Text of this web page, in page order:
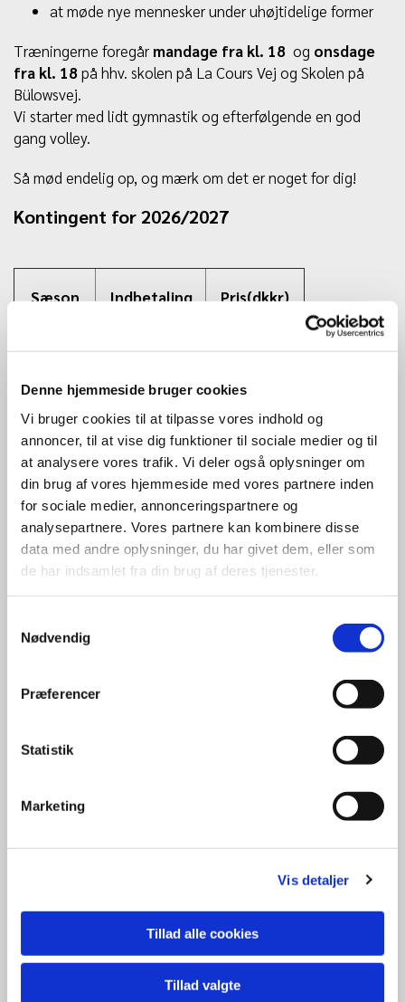
Denne hjemmeside bruger cookies
Vi bruger cookies til at tilpasse vores indhold og
annoncer, til at vise dig funktioner til sociale medier og til
at analysere vores trafik. Vi deler også oplysninger om
din brug af vores hjemmeside med vores partnere inden
for sociale medier, annonceringspartnere og
analysepartnere. Vores partnere kan kombinere disse
data med andre oplysninger, du har givet dem, eller som
de har indsamlet fra din brug af deres tjenester.
Nødvendig
Præferencer
Statistik
Marketing
Vis detaljer
Tillad alle cookies
Tillad valgte
at møde nye mennesker under uhøjtidelige former
Træningerne foregår mandage fra kl. 18 og onsdage
fra kl. 18på hhv. skolen på La Cours Vej og Skolen på
Bülowsvej.
Vi starter med lidt gymnastik og efterfølgende en god
gang volley.
Så mød endelig op, og mærk om det er noget for dig!
Kontingent for 2026/2027
Sæson Indbetaling Pris(dkkr)
Forår 2026 1. jauar 400,-
Efterår
2026
1.september 400,-
Klik HERfor informationer om. indbetaling.og bestyrelse
OBS - husk at skrive navn.
Kommende arrangementer
d. 5. januar - Sæsonstart
d. ?? - Generalforsamling
d. 26. marts - 6. april - Påskeferie - begge dage inkl.
Efterår - 2026
Julekomsammen
Juleferie - begge dag inkl.